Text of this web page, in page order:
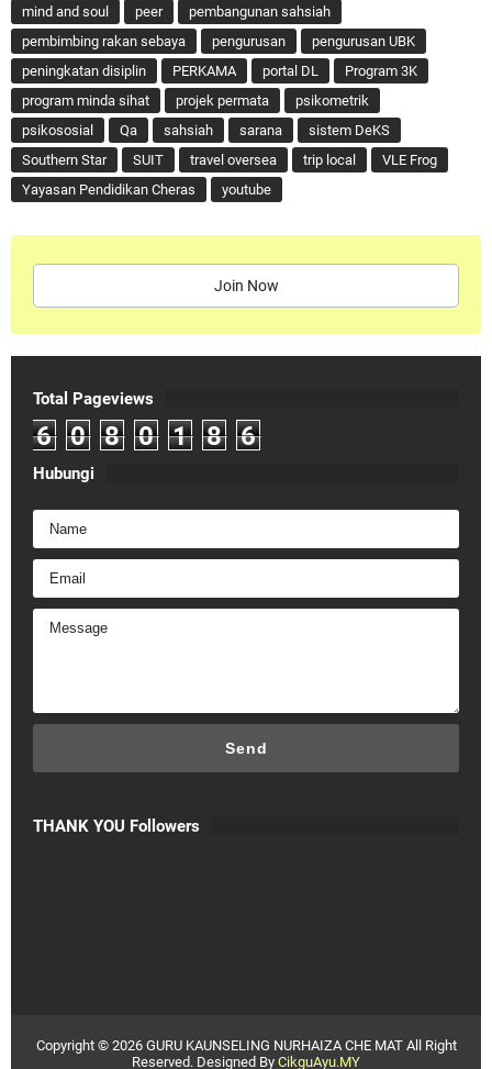
mind and soul
peer
pembangunan sahsiah
pembimbing rakan sebaya
pengurusan
pengurusan UBK
peningkatan disiplin
PERKAMA portal DL
Program 3K
program minda sihat
projek permata
psikometrik
psikososial
Qa sahsiah sarana
sistem DeKS
Southern Star
SUIT travel oversea trip local
VLE Frog
Yayasan Pendidikan Cheras
youtube
Join Now
Total Pageviews
6 0 8 0 1 8 6
Hubungi
THANK YOU Followers
Copyright © 2026 GURU KAUNSELING NURHAIZA CHE MAT All Right
Reserved. Designed By CikguAyu.MY